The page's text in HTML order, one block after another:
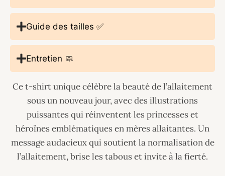
Guide des tailles ✅
Entretien 🧼
Ce t-shirt unique célèbre la beauté de l’allaitement
sous un nouveau jour, avec des illustrations
puissantes qui réinventent les princesses et
héroïnes emblématiques en mères allaitantes. Un
message audacieux qui soutient la normalisation de
l’allaitement, brise les tabous et invite à la fierté.